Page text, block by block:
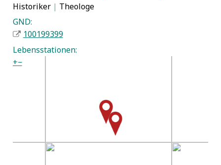
Historiker | Theologe
GND:
100199399
Lebensstationen:
+−